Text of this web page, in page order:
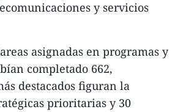
y servicios
asignadas en programas y
completado 662,
destacados figuran la
prioritarias y 30